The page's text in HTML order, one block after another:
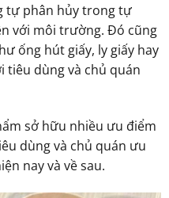
tự phân hủy trong tự
với môi trường. Đó cũng
ống hút giấy, ly giấy hay
tiêu dùng và chủ quán
sở hữu nhiều ưu điểm
dùng và chủ quán ưu
nay và về sau.